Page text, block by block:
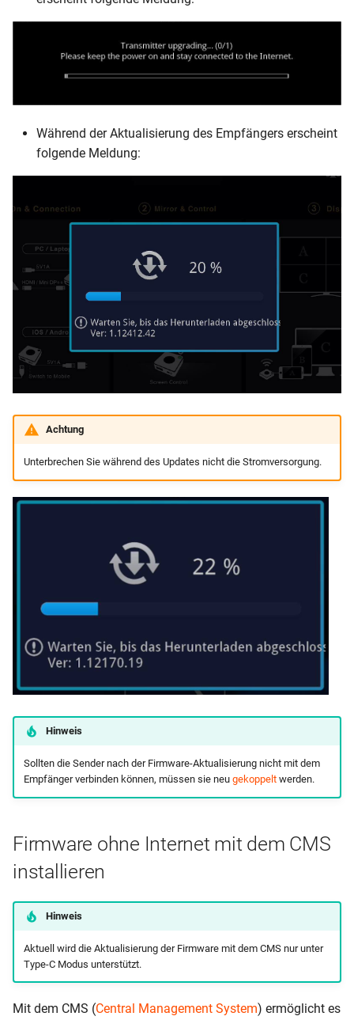
Während der Aktualisierung des Empfängers erscheint
folgende Meldung:
Achtung
Unterbrechen Sie während des Updates nicht die Stromversorgung.
Hinweis
Sollten die Sender nach der Firmware-Aktualisierung nicht mit dem
Empfänger verbinden können, müssen sie neu gekoppeltwerden.
Firmware ohne Internet mit dem CMS
installieren
Hinweis
Aktuell wird die Aktualisierung der Firmware mit dem CMS nur unter
Type-C Modus unterstützt.
Mit dem CMS (Central Management System) ermöglicht es